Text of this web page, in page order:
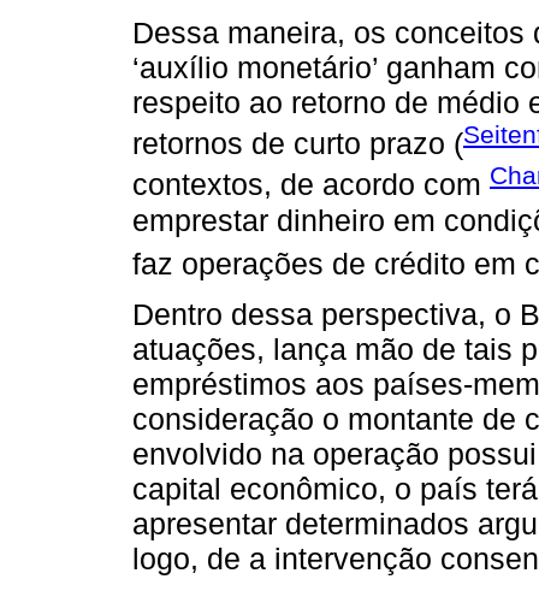
Dessa maneira, os conceitos
‘auxílio monetário’ ganham
respeito ao retorno de médio
retornos de curto prazo (
contextos, de acordo com
emprestar dinheiro em
faz operações de crédito em
Dentro dessa perspectiva, o
atuações, lança mão de tais
empréstimos aos países-
consideração o montante de
envolvido na operação
capital econômico, o país
apresentar determinados
logo, de a intervenção